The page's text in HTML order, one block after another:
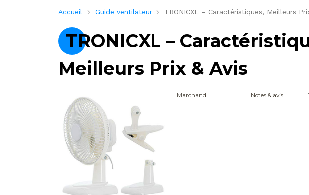
Accueil Guide ventilateur TRONICXL – Caractéristiques, Meilleurs
TRONICXL –
Meilleurs Prix & Avis
Marchand Notes & avis